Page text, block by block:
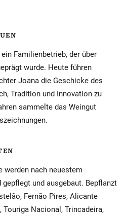
Familienbetrieb, der über
wurde. Heute führen
Joana die Geschicke des
Tradition und Innovation zu
sammelte das Weingut
werden nach neuestem
und ausgebaut. Bepflanzt
Fernão Pires, Alicante
Touriga Nacional, Trincadeira,